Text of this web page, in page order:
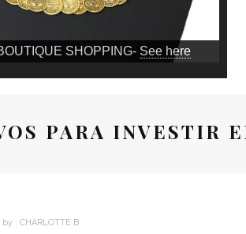
SHOPPING- See here
PARA INVESTIR
by : CHARLOTTE B